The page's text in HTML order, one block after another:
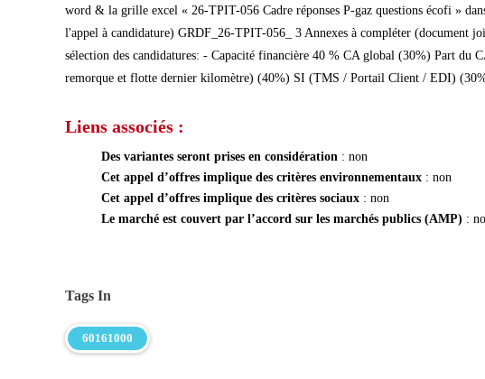
word & la grille excel « 26-TPIT-056 Cadre réponses P-gaz questions écofi »
l'appel à candidature) GRDF_26-TPIT-056_ 3 Annexes à compléter (document
sélection des candidatures: - Capacité financière 40 % CA global (30%) Part
remorque et flotte dernier kilomètre) (40%) SI (TMS / Portail Client / EDI)
Liens associés :
Des variantes seront prises en considération : non
Cet appel d’offres implique des critères environnementaux : non
Cet appel d’offres implique des critères sociaux : non
Le marché est couvert par l’accord sur les marchés publics (AMP) :
Tags In
60161000